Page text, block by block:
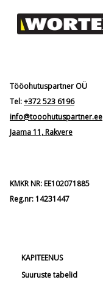
Tööohutuspartner OÜ
Tel:+372 523 6196
info@tooohutuspartner.ee
Jaama 11, Rakvere
KMKR NR: EE102071885
Reg.nr: 14231447
KAPITEENUS
Suuruste tabelid